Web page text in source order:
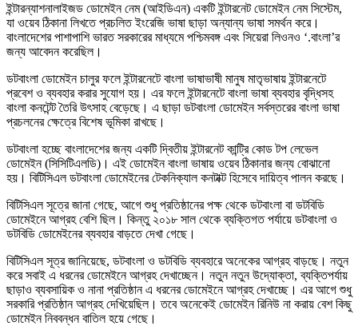
ইন্টারন্যাশনালাইজড ডোমেইন নেম (আইডিএন) একটি ইন্টারনেট ডোমেইন নেম সিস্টেম,
যা ওয়েব ঠিকানা লিখতে প্রচলিত ইংরেজি ভাষা ছাড়া অন্যান্য ভাষা সমর্থন করে।
বাংলাদেশের পাশাপাশি ভারত সরকারের মাধ্যমে পশ্চিমবঙ্গ এবং সিয়েরা লিওনও ‘.বাংলা’র
জন্য আবেদন করেছিল।
ডটবাংলা ডোমেইন চালুর ফলে ইন্টারনেটে বাংলা ভাষাভাষী মানুষ মাতৃভাষায় ইন্টারনেটে
প্রবেশ ও ব্যবহার করার সুযোগ হয়। এর ফলে ইন্টারনেটে বাংলা ভাষা ব্যবহার বৃদ্ধিসহ
বাংলা কনটেন্ট তৈরি উৎসাহ বেড়েছে। এ ছাড়া ডটবাংলা ডোমেইন সর্বস্তরের বাংলা ভাষা
প্রচলনের ক্ষেত্রে বিশেষ ভূমিকা রাখছে।
ডটবাংলা হচ্ছে বাংলাদেশের জন্য একটি দ্বিতীয় ইন্টারনেট কান্ট্রি কোড টপ লেভেল
ডোমেইন (সিসিটিএলডি)। এই ডোমেইন বাংলা ভাষায় ওয়েব ঠিকানার জন্য বোঝানো
হয়। বিটিসিএল ডটবাংলা ডোমেইনের টেকনিক্যাল কনটাক্ট হিসেবে দায়িত্ব পালন করছে।
বিটিসিএল সূত্রে জানা গেছে, আগে শুধু প্রতিষ্ঠানের পক্ষ থেকে ডটবাংলা বা ডটবিডি
ডোমেইনে আগ্রহ বেশি ছিল। কিন্তু ২০১৮ সাল থেকে ব্যক্তিগত পর্যায়ে ডটবাংলা ও
ডটবিডি ডোমেইনের ব্যবহার বাড়তে দেখা গেছে।
বিটিসিএল সূত্র জানিয়েছে, ডটবাংলা ও ডটবিডি ব্যবহারে অনেকের আগ্রহ বাড়ছে। নতুন
করে সবাই এ ধরনের ডোমেইনে আগ্রহ দেখাচ্ছেন। নতুন নতুন উদ্যোক্তা, ব্যক্তিপর্যায়
ছাড়াও ব্যবসায়িক ও নানা প্রতিষ্ঠান এ ধরনের ডোমেইনে আগ্রহ দেখাচ্ছে। এর আগে শুধু
সরকারি প্রতিষ্ঠান আগ্রহ দেখিয়েছিল। তবে অনেকেই ডোমেইন রিনিউ না করায় বেশ কিছু
ডোমেইন নিববন্ধন বাতিল হয়ে গেছে।